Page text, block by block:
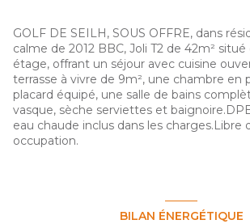
GOLF DE SEILH, SOUS OFFRE, dans
calme de 2012 BBC, Joli T2 de 42m²
étage, offrant un séjour avec cuisine
terrasse à vivre de 9m², une chambre en
placard équipé, une salle de bains
vasque, sèche serviettes et
eau chaude inclus dans les charges.Libre
occupation.
BILAN ÉNERGÉTIQUE